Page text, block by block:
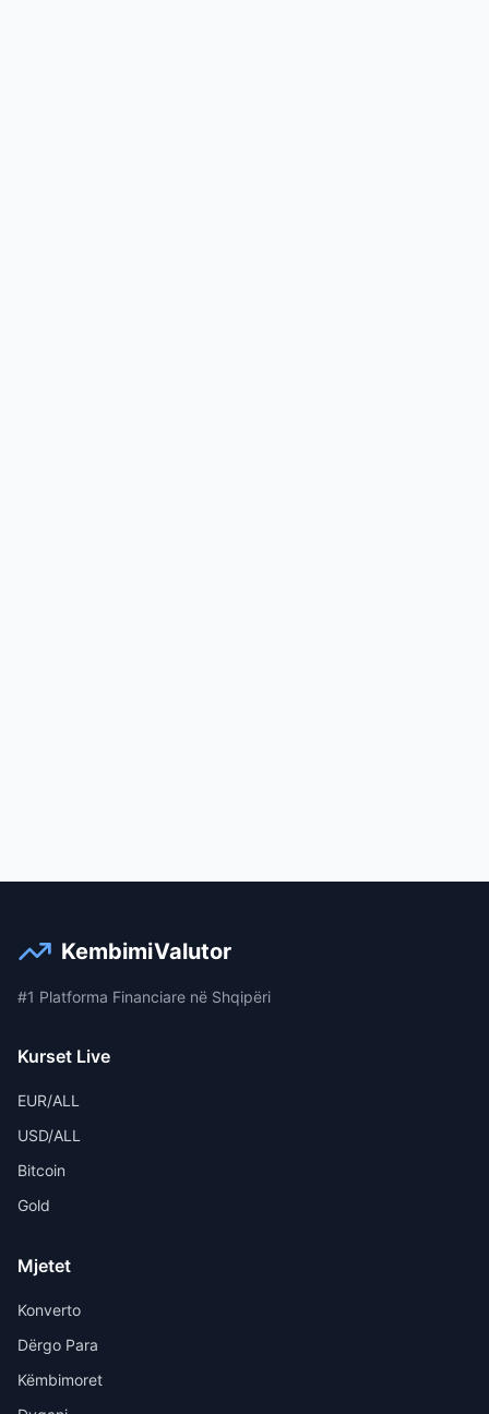
KembimiValutor
#1 Platforma Financiare në Shqipëri
Kurset Live
EUR/ALL
USD/ALL
Bitcoin
Gold
Mjetet
Konverto
Dërgo Para
Këmbimoret